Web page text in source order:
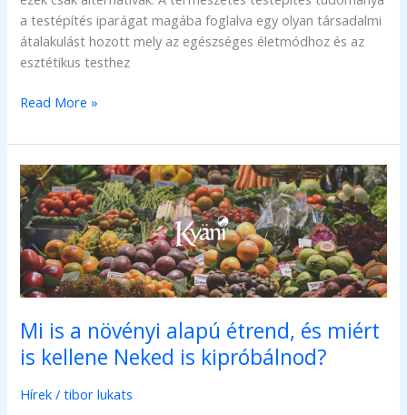
a testépítés iparágat magába foglalva egy olyan társadalmi
átalakulást hozott mely az egészséges életmódhoz és az
esztétikus testhez
Igenis
Természetes
testépítők
Read More »
Mi is a növényi alapú étrend, és miért
is kellene Neked is kipróbálnod?
Hírek /tibor lukats